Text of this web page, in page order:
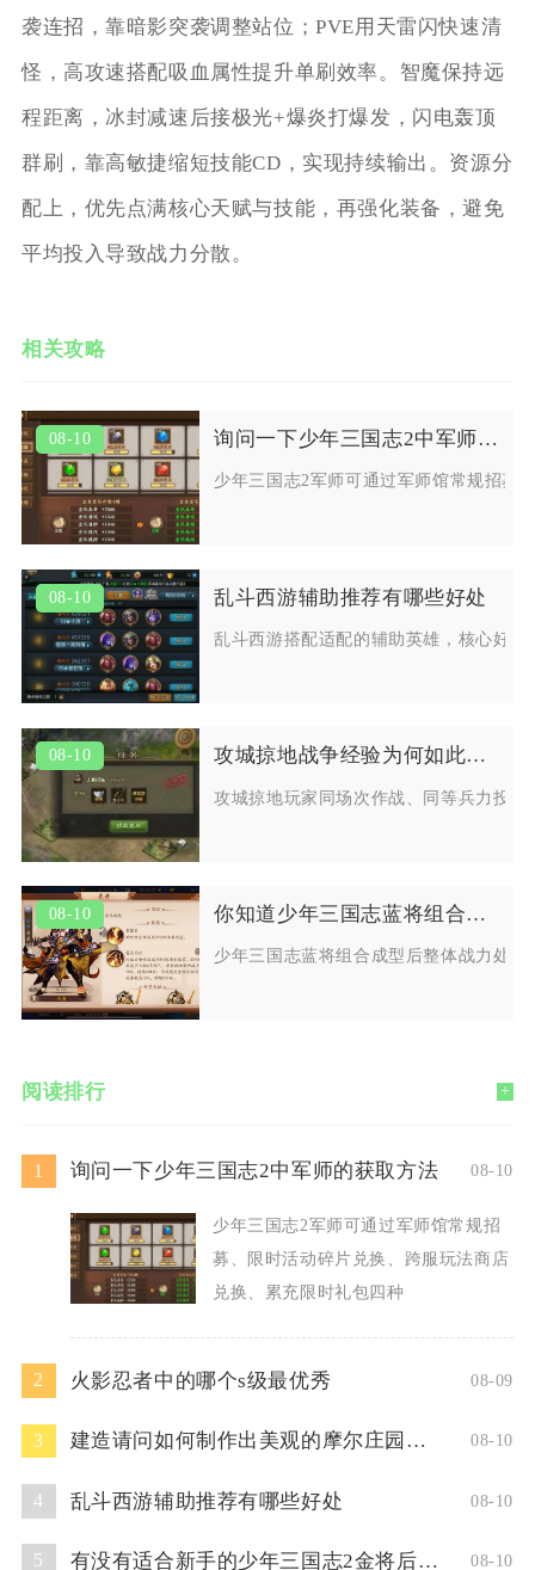
袭连招，靠暗影突袭调整站位；PVE用天雷闪快速清
怪，高攻速搭配吸血属性提升单刷效率。智魔保持远
程距离，冰封减速后接极光+爆炎打爆发，闪电轰顶
群刷，靠高敏捷缩短技能CD，实现持续输出。资源分
配上，优先点满核心天赋与技能，再强化装备，避免
平均投入导致战力分散。
相关攻略
08-10 询问一下少年三国志2中军师的获取方法
少年三国志2军师可通过军师馆常规招募
08-10 乱斗西游辅助推荐有哪些好处
乱斗西游搭配适配的辅助英雄，核心好
08-10 攻城掠地战争经验为何如此千差万别
攻城掠地玩家同场次作战、同等兵力投
08-10 你知道少年三国志蓝将组合的战力如何吗
少年三国志蓝将组合成型后整体战力处
阅读排行 +
1 询问一下少年三国志2中军师的获取方法 08-10
少年三国志2军师可通过军师馆常规招
募、限时活动碎片兑换、跨服玩法商店
兑换、累充限时礼包四种
2 火影忍者中的哪个s级最优秀 08-09
3 建造请问如何制作出美观的摩尔庄园标牌 08-10
4 乱斗西游辅助推荐有哪些好处 08-10
5 有没有适合新手的少年三国志2金将后期阵容推荐 08-10